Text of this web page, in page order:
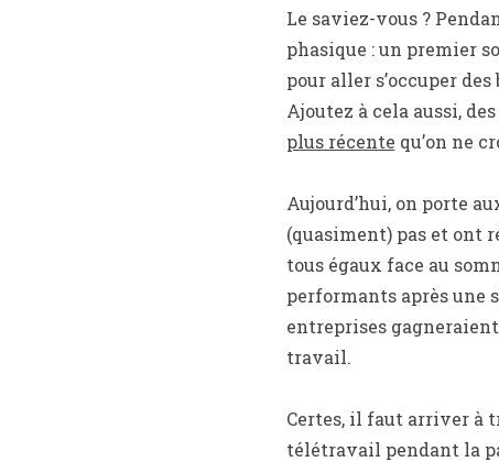
Le saviez-vous ?
phasique : un premier
pour aller s’occuper
Ajoutez à cela aussi,
plus récente qu’on ne
Aujourd’hui, on porte
(quasiment) pas et ont
tous égaux face au
performants après une
entreprises
travail.
Certes, il faut arriver à
télétravail pendant la